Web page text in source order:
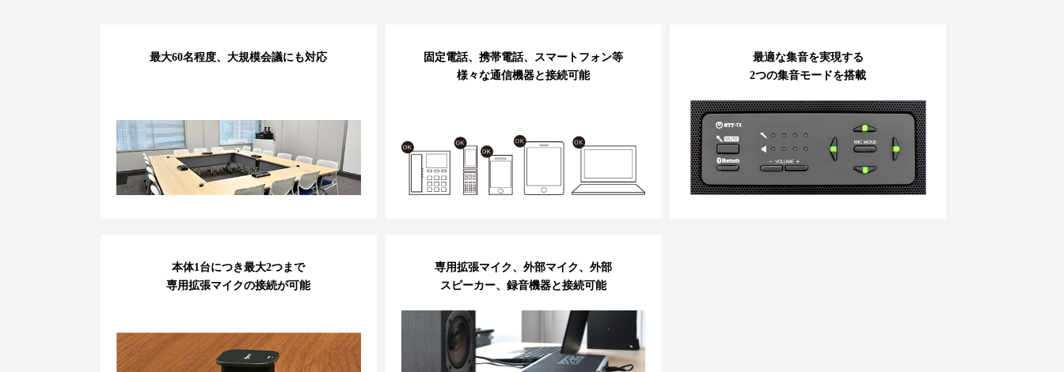
最大60名程度、大規模会議にも対応
固定電話、携帯電話、スマートフォン等
様々な通信機器と接続可能
最適な集音を実現する
2つの集音モードを搭載
本体1台につき最大2つまで
専用拡張マイクの接続が可能
専用拡張マイク、外部マイク、外部
スピーカー、録音機器と接続可能